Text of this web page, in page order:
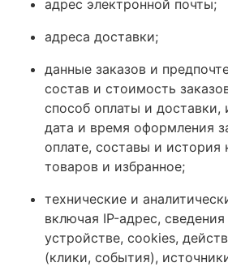
адрес электронной почты;
адреса доставки;
данные заказов и
состав и стоимость
способ оплаты и доставки,
дата и время оформления
оплате, составы и история
товаров и избранное;
технические и
включая IP-адрес,
устройстве, сookies,
(клики, события),